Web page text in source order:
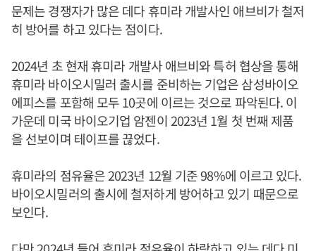
문제는 경쟁자가 많은 데다 휴미라 개발사인 애브비가 철저
히 방어를 하고 있다는 점이다.
2024년 초 현재 휴미라 개발사 애브비와 특허 협상을 통해
휴미라 바이오시밀러 출시를 준비하는 기업은 삼성바이오
에피스를 포함해 모두 10곳에 이르는 것으로 파악된다. 이
가운데 미국 바이오기업 암젠이 2023년 1월 첫 번째 제품
을 선보이며 테이프를 끊었다.
휴미라의 점유율은 2023년 12월 기준 98%에 이르고 있다.
바이오시밀러의 출시에 철저하게 방어하고 있기 때문으로
보인다.